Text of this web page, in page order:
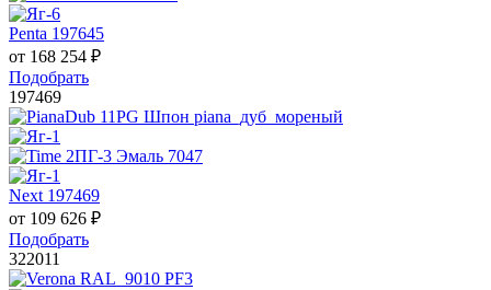
Penta 197645
от 168 254 ₽
Подобрать
197469
Next 197469
от 109 626 ₽
Подобрать
322011